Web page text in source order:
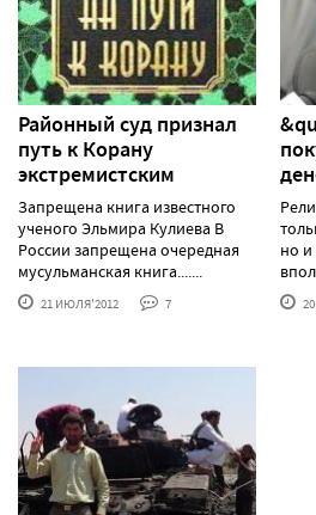
Районный суд признал
путь к Корану
экстремистским
Запрещена книга известного
ученого Эльмира Кулиева В
России запрещена очередная
мусульманская книга.......
21 ИЮЛЯ'2012 7
но